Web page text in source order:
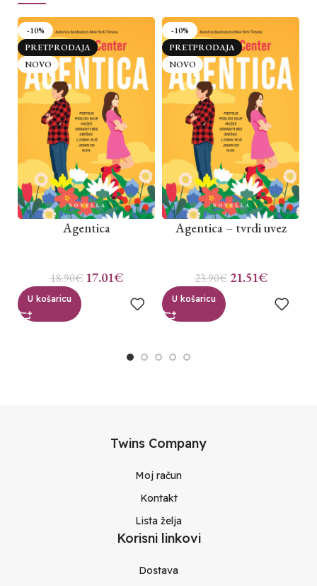
-10%
PRETPRODAJA
NOVO
Agentica
18.90€ 17.01€
U košaricu
-10%
PRETPRODAJA
NOVO
Agentica – tvrdi uvez
23.90€ 21.51€
U košaricu
Twins Company
Moj račun
Kontakt
Lista želja
Korisni linkovi
Dostava